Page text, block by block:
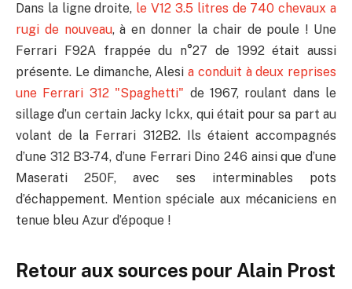
Dans la ligne droite, le V12 3.5 litres de 740 chevaux a
rugi de nouveau, à en donner la chair de poule ! Une
Ferrari F92A frappée du n°27 de 1992 était aussi
présente. Le dimanche, Alesi a conduit à deux reprises
une Ferrari 312 "Spaghetti" de 1967, roulant dans le
sillage d’un certain Jacky Ickx, qui était pour sa part au
volant de la Ferrari 312B2. Ils étaient accompagnés
d’une 312 B3-74, d’une Ferrari Dino 246 ainsi que d’une
Maserati 250F, avec ses interminables pots
d’échappement. Mention spéciale aux mécaniciens en
tenue bleu Azur d’époque !
Retour aux sources pour Alain Prost